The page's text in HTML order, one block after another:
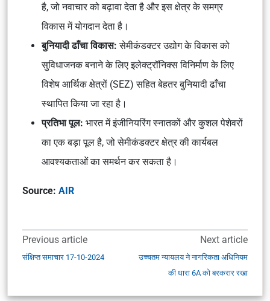
है, जो नवाचार को बढ़ावा देता है और इस क्षेत्र के समग्र
विकास में योगदान देता है।
बुनियादी ढाँचा विकास: सेमीकंडक्टर उद्योग के विकास को
सुविधाजनक बनाने के लिए इलेक्ट्रॉनिक्स विनिर्माण के लिए
विशेष आर्थिक क्षेत्रों (SEZ) सहित बेहतर बुनियादी ढाँचा
स्थापित किया जा रहा है।
प्रतिभा पूल: भारत में इंजीनियरिंग स्नातकों और कुशल पेशेवरों
का एक बड़ा पूल है, जो सेमीकंडक्टर क्षेत्र की कार्यबल
आवश्यकताओं का समर्थन कर सकता है।
Source: AIR
Previous article
संक्षिप्त समाचार 17-10-2024
Next article
उच्चतम न्यायलय ने नागरिकता अधिनियम
की धारा 6A को बरकरार रखा